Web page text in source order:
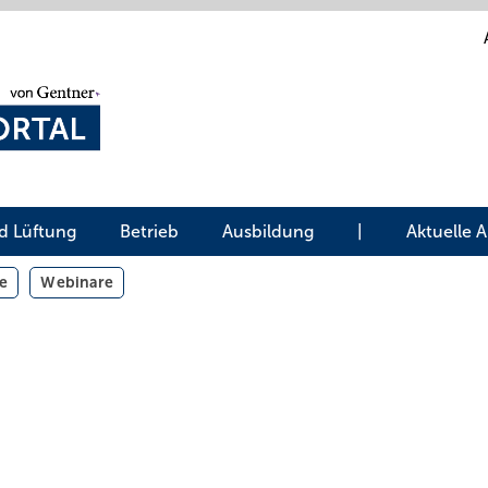
Lüftung Betrieb Ausbildung Aktuelle
Webinare